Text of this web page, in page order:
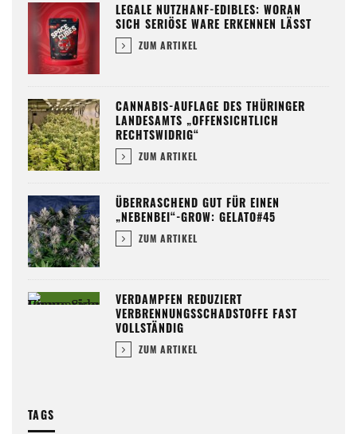
LEGALE NUTZHANF-EDIBLES: WORAN
SICH SERIÖSE WARE ERKENNEN LÄSST
ZUM ARTIKEL
CANNABIS-AUFLAGE DES THÜRINGER
LANDESAMTS „OFFENSICHTLICH
RECHTSWIDRIG“
ZUM ARTIKEL
ÜBERRASCHEND GUT FÜR EINEN
„NEBENBEI“-GROW: GELATO#45
ZUM ARTIKEL
VERDAMPFEN REDUZIERT
VERBRENNUNGSSCHADSTOFFE FAST
VOLLSTÄNDIG
ZUM ARTIKEL
TAGS